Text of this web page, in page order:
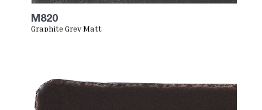
M820
Graphite Grey Matt